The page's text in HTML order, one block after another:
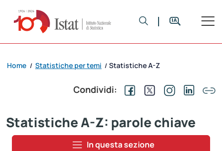
Home / Statistiche per temi / Statistiche A-Z
Condividi:
Statistiche A-Z: parole chiave
In questa sezione